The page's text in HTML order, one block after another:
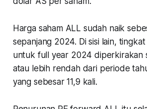
Harga saham ALL sudah naik
sepanjang 2024. Di sisi lain,
untuk full year 2024 diperkirakan
atau lebih rendah dari periode
yang sebesar 11,9 kali.